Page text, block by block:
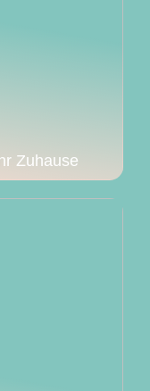
Zuhause